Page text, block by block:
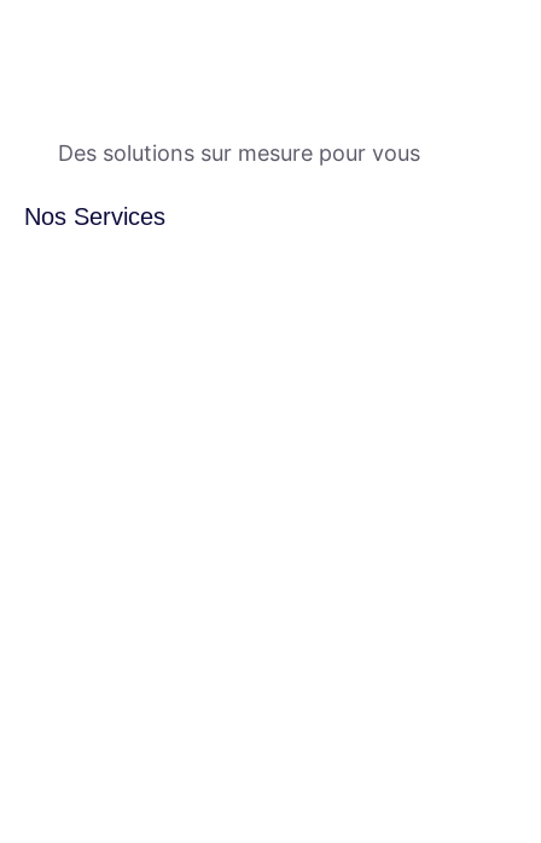
Des solutions sur mesure pour vous
Nos Services